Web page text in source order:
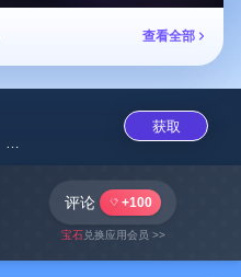
查看全部
智能专注应用，屏蔽干扰、自定义...
获取
评论 +100
宝石兑换应用会员 >>